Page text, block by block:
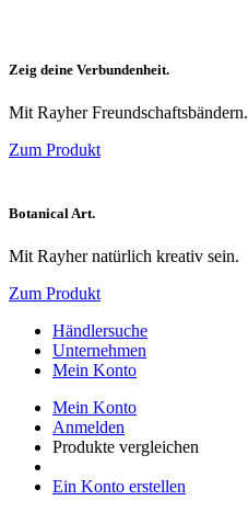
Zeig deine Verbundenheit.
Mit Rayher Freundschaftsbändern.
Zum Produkt
Botanical Art.
Mit Rayher natürlich kreativ sein.
Zum Produkt
Händlersuche
Unternehmen
Mein Konto
Mein Konto
Anmelden
Produkte vergleichen
Ein Konto erstellen